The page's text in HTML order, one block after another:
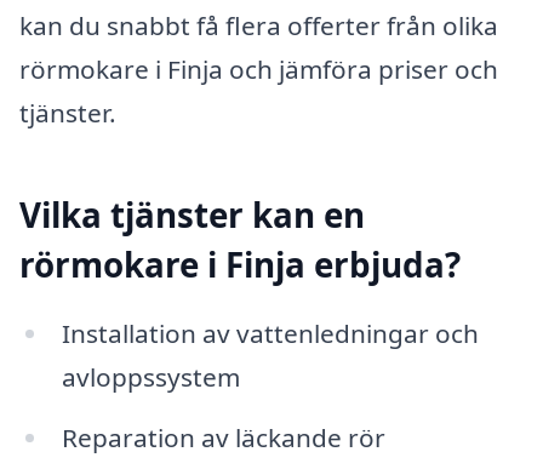
kan du snabbt få flera offerter från olika
rörmokare i Finja och jämföra priser och
tjänster.
Vilka tjänster kan en
rörmokare i Finja erbjuda?
Installation av vattenledningar och
avloppssystem
Reparation av läckande rör